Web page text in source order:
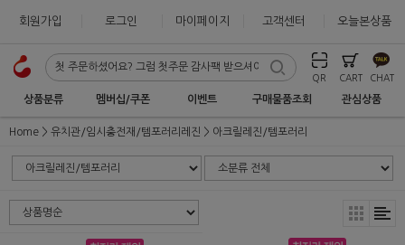
회원가입 로그인 마이페이지 고객센터 오늘본상품
QR CART CHAT
상품분류 멤버십/쿠폰 이벤트 구매물품조회 관심상품
Home 유치관/임시충전재/템포러리레진 아크릴레진/템포러리